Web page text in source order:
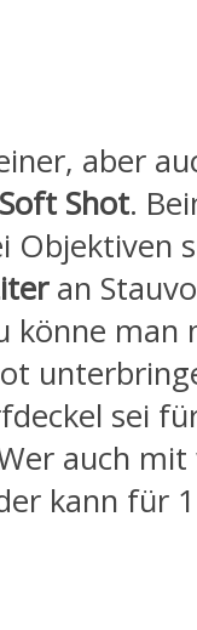
aber
Soft Shot.
Objektiven
an
könne man
sei
auch
kann für